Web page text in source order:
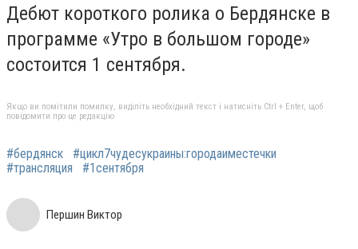
Дебют короткого ролика о Бердянске в
программе «Утро в большом городе»
состоится 1 сентября.
Якщо ви помітили помилку, виділіть необхідний текст і натисніть Ctrl + Enter, щоб
повідомити про це редакцію
#бердянск
#цикл7чудесукраины:городаиместечки
#трансляция
#1сентября
Першин Виктор